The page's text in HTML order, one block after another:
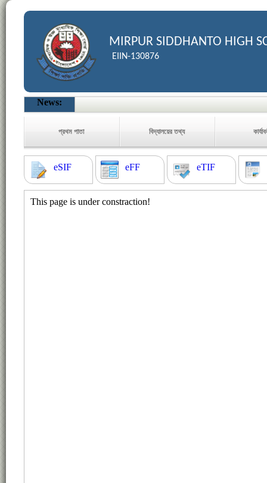
MIRPUR SIDDHANTO HIGH
EIIN-130876
News:
প্রথম পাতা বিদ্যালয়ের তথ্য
eSIF eFF eTIF
This page is under constraction!